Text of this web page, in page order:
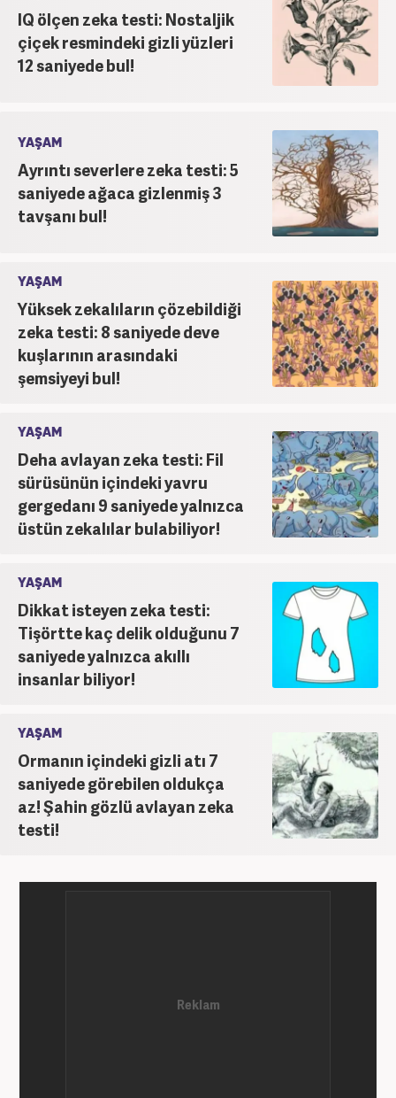
IQ ölçen zeka testi: Nostaljik
çiçek resmindeki gizli yüzleri
12 saniyede bul!
YAŞAM
Ayrıntı severlere zeka testi: 5
saniyede ağaca gizlenmiş 3
tavşanı bul!
YAŞAM
Yüksek zekalıların çözebildiği
zeka testi: 8 saniyede deve
kuşlarının arasındaki
şemsiyeyi bul!
YAŞAM
Deha avlayan zeka testi: Fil
sürüsünün içindeki yavru
gergedanı 9 saniyede yalnızca
üstün zekalılar bulabiliyor!
YAŞAM
Dikkat isteyen zeka testi:
Tişörtte kaç delik olduğunu 7
saniyede yalnızca akıllı
insanlar biliyor!
YAŞAM
Ormanın içindeki gizli atı 7
saniyede görebilen oldukça
az! Şahin gözlü avlayan zeka
testi!